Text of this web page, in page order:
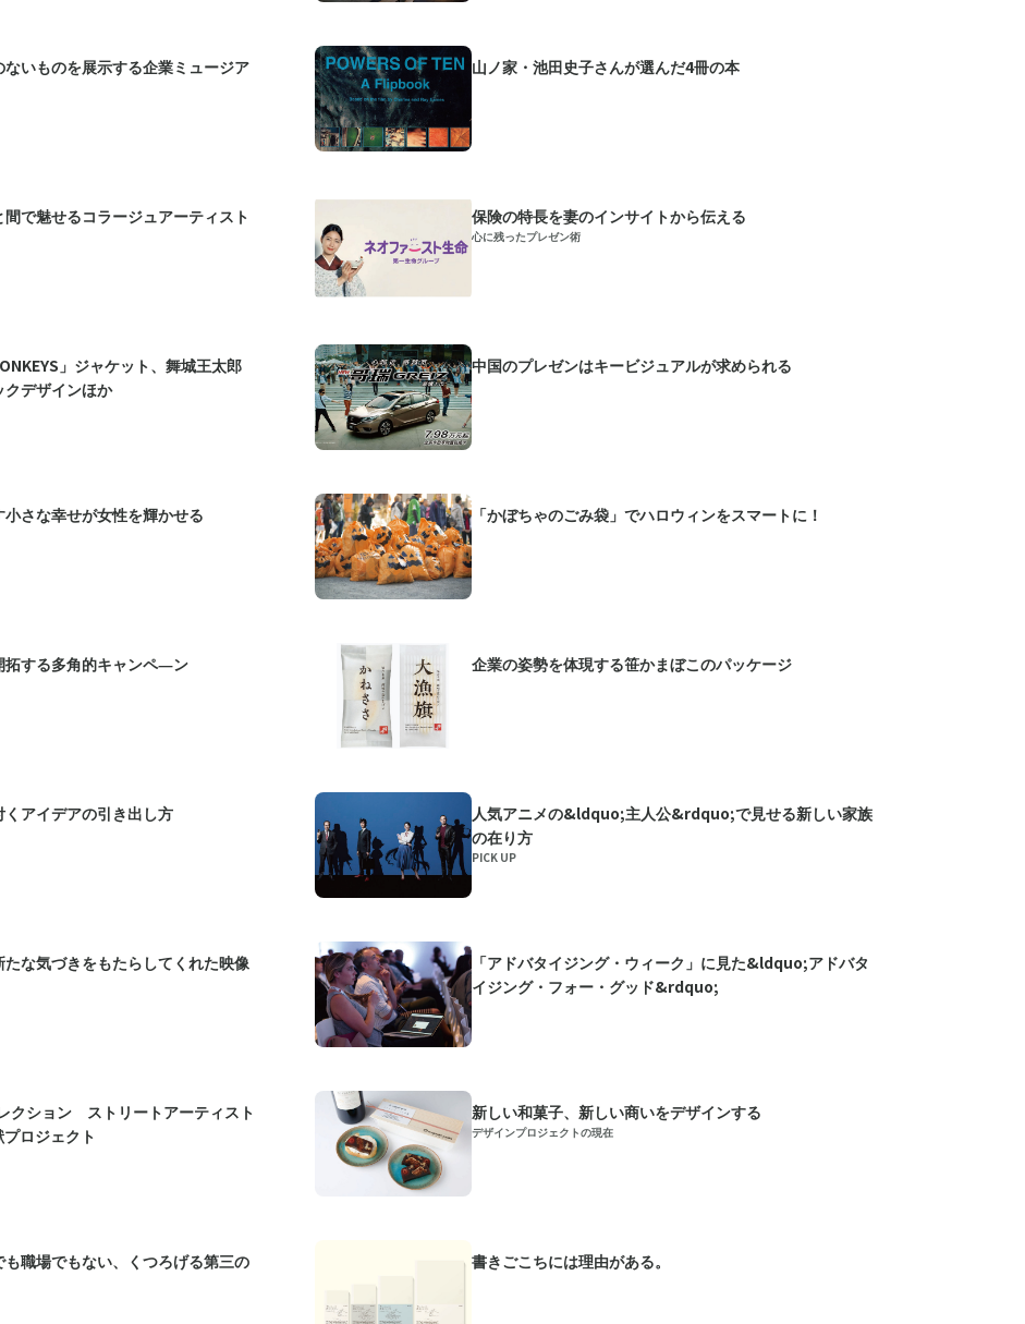
いものを展示する企業ミュージア
山ノ家・池田史子さんが選んだ4冊の本
で魅せるコラージュアーティスト 保険の特長を妻のインサイトから伝える
心に残ったプレゼン術
」ジャケット、舞城王太郎
クデザインほか
中国のプレゼンはキービジュアルが求められる
さな幸せが女性を輝かせる 「かぼちゃのごみ袋」でハロウィンをスマートに！
拓する多角的キャンペ―ン 企業の姿勢を体現する笹かまぼこのパッケージ
アイデアの引き出し方
人気アニメの&ldquo;主人公&rdquo;で見せる新しい家族
の在り方
PICK UP
な気づきをもたらしてくれた映像
「アドバタイジング・ウィーク」に見た&ldquo;アドバタ
イジング・フォー・グッド&rdquo;
クション ストリートアーティスト
ロジェクト
新しい和菓子、新しい商いをデザインする
デザインプロジェクトの現在
職場でもない、くつろげる第三の
書きごこちには理由がある。